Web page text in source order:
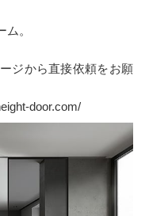
。
ジから直接依頼をお願
door.com/